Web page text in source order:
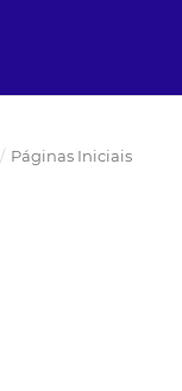
/ Páginas Iniciais